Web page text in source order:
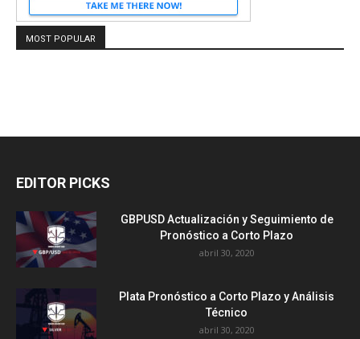
MOST POPULAR
EDITOR PICKS
GBPUSD Actualización y Seguimiento de
Pronóstico a Corto Plazo
abril 30, 2020
Plata Pronóstico a Corto Plazo y Análisis
Técnico
abril 30, 2020